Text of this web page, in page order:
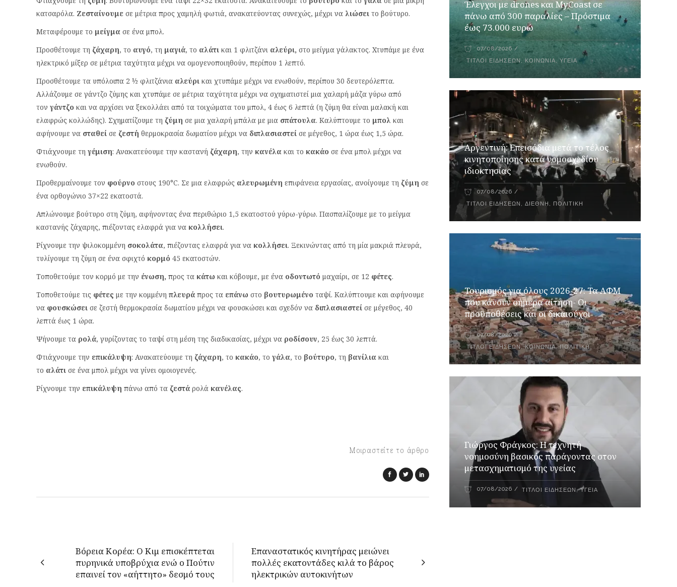
κατσαρόλα. Ζεσταίνουμε σε μέτρια προς χαμηλή φωτιά, ανακατεύοντας συνεχώς, μέχρι να λιώσει το βούτυρο.
Μεταφέρουμε το μείγμα σε ένα μπολ.
Προσθέτουμε τη ζάχαρη, το αυγό, τη μαγιά, το αλάτι και 1 φλιτζάνι αλεύρι, στο μείγμα γάλακτος. Χτυπάμε με ένα
ηλεκτρικό μίξερ σε μέτρια ταχύτητα μέχρι να ομογενοποιηθούν, περίπου 1 λεπτό.
Προσθέτουμε τα υπόλοιπα 2 ½ φλιτζάνια αλεύρι και χτυπάμε μέχρι να ενωθούν, περίπου 30 δευτερόλεπτα.
Αλλάζουμε σε γάντζο ζύμης και χτυπάμε σε μέτρια ταχύτητα μέχρι να σχηματιστεί μια χαλαρή μάζα γύρω από
τον γάντζο και να αρχίσει να ξεκολλάει από τα τοιχώματα του μπολ, 4 έως 6 λεπτά (η ζύμη θα είναι μαλακή και
ελαφρώς κολλώδης). Σχηματίζουμε τη ζύμη σε μια χαλαρή μπάλα με μια σπάτουλα. Καλύπτουμε το μπολ και
αφήνουμε να σταθεί σε ζεστή θερμοκρασία δωματίου μέχρι να διπλασιαστεί σε μέγεθος, 1 ώρα έως 1,5 ώρα.
Φτιάχνουμε τη γέμιση: Ανακατεύουμε την καστανή ζάχαρη, την κανέλα και το κακάο σε ένα μπολ μέχρι να
ενωθούν.
Προθερμαίνουμε τον φούρνο στους 190°C. Σε μια ελαφρώς αλευρωμένη επιφάνεια εργασίας, ανοίγουμε τη ζύμη σε
ένα ορθογώνιο 37×22 εκατοστά.
Απλώνουμε βούτυρο στη ζύμη, αφήνοντας ένα περιθώριο 1,5 εκατοστού γύρω-γύρω. Πασπαλίζουμε με το μείγμα
καστανής ζάχαρης, πιέζοντας ελαφρά για να κολλήσει.
Ρίχνουμε την ψιλοκομμένη σοκολάτα, πιέζοντας ελαφρά για να κολλήσει. Ξεκινώντας από τη μία μακριά πλευρά,
τυλίγουμε τη ζύμη σε ένα σφιχτό κορμό 45 εκατοστών.
Τοποθετούμε τον κορμό με την ένωση, προς τα κάτω και κόβουμε, με ένα οδοντωτό μαχαίρι, σε 12 φέτες.
Τοποθετούμε τις φέτες με την κομμένη πλευρά προς τα επάνω στο βουτυρωμένο ταψί. Καλύπτουμε και αφήνουμε
να φουσκώσει σε ζεστή θερμοκρασία δωματίου μέχρι να φουσκώσει και σχεδόν να διπλασιαστεί σε μέγεθος, 40
λεπτά έως 1 ώρα.
Ψήνουμε τα ρολά, γυρίζοντας το ταψί στη μέση της διαδικασίας, μέχρι να ροδίσουν, 25 έως 30 λεπτά.
Φτιάχνουμε την επικάλυψη: Ανακατεύουμε τη ζάχαρη, το κακάο, το γάλα, το βούτυρο, τη βανίλια και
το αλάτι σε ένα μπολ μέχρι να γίνει ομοιογενές.
Ρίχνουμε την επικάλυψη πάνω από τα ζεστά ρολά κανέλας.
Μοιραστείτε το άρθρο
Βόρεια Κορέα: Ο Κιμ επισκέπτεται
πυρηνικά υποβρύχια ενώ ο Πούτιν
επαινεί τον «αήττητο» δεσμό τους
Επαναστατικός κινητήρας μειώνει
πολλές εκατοντάδες κιλά το βάρος
ηλεκτρικών αυτοκινήτων
Έλεγχοι με drones και MyCoast σε
πάνω από 300 παραλίες – Πρόστιμα
έως 73.000 ευρώ
07/08/2026
ΤΊΤΛΟΙ ΕΙΔΉΣΕΩΝ , ΚΟΙΝΩΝΊΑ,ΥΓΕΊΑ
Αργεντινή: Επεισόδια μετά το τέλος
κινητοποίησης κατά νομοσχεδίου
ιδιοκτησίας
07/08/2026
ΤΊΤΛΟΙ ΕΙΔΉΣΕΩΝ ,ΔΙΕΘΝΉ , ΠΟΛΙΤΙΚΉ
Τουρισμός για όλους 2026-27: Τα ΑΦΜ
που κάνουν σήμερα αίτηση- Οι
προϋποθέσεις και οι δικαιούχοι
07/08/2026
ΤΊΤΛΟΙ ΕΙΔΉΣΕΩΝ,ΚΟΙΝΩΝΊΑ,ΠΟΛΙΤΙΚΉ
Γιώργος Φράγκος: Η τεχνητή
νοημοσύνη βασικός παράγοντας στον
μετασχηματισμό της υγείας
07/08/2026 ΤΊΤΛΟΙ ΕΙΔΉΣΕΩΝ ,ΥΓΕΊΑ